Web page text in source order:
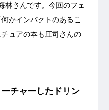
林さんです。今回のフェ
かインパクトのあるこ
ュアの本も庄司さんの
チャーしたドリン